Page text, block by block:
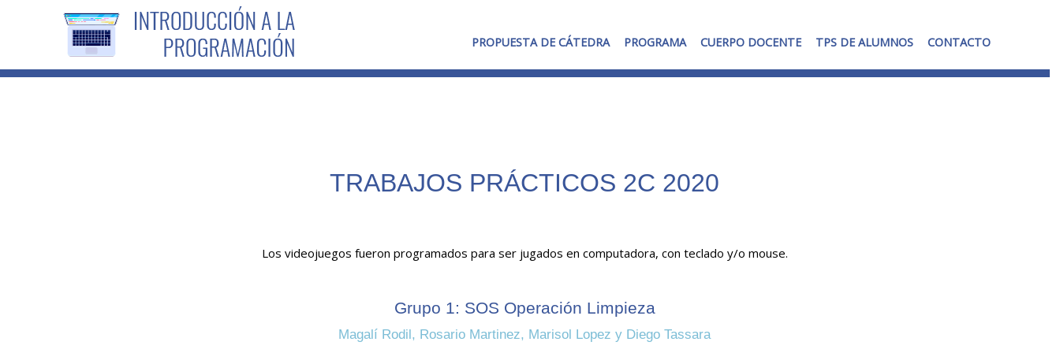
PROPUESTA DE CÁTEDRA PROGRAMA CUERPO DOCENTE TPS DE ALUMNOS CONTACTO
TRABAJOS PRÁCTICOS 2C 2020
Los videojuegos fueron programados para ser jugados en computadora, con teclado y/o mouse.
Grupo 1: SOS Operación Limpieza
Magalí Rodil, Rosario Martinez, Marisol Lopez y Diego Tassara